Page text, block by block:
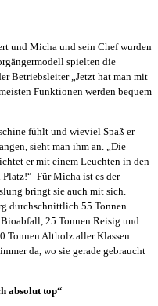
und Micha und sein Chef wurden
spielten die
Betriebsleiter „Jetzt hat man mit
Funktionen werden bequem
fühlt und wieviel Spaß er
sieht man ihm an. „Die
er mit einem Leuchten in den
Für Micha ist es der
bringt sie auch mit sich.
durchschnittlich 55 Tonnen
25 Tonnen Reisig und
Tonnen Altholz aller Klassen
da, wo sie gerade gebraucht
absolut top“